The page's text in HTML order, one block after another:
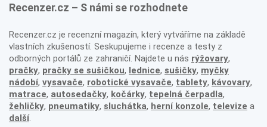
Recenzer.cz – S námi se rozhodnete
Recenzer.cz je recenzní magazín, který vytváříme na základě
vlastních zkušeností. Seskupujeme i recenze a testy z
odborných portálů ze zahraničí. Najdete u nás rýžovary,
pračky, pračky se sušičkou, lednice, sušičky, myčky
nádobí, vysavače, robotické vysavače, tablety, kávovary,
matrace, autosedačky, kočárky, tepelná čerpadla,
žehličky, pneumatiky, sluchátka, herní konzole, televize a
další.